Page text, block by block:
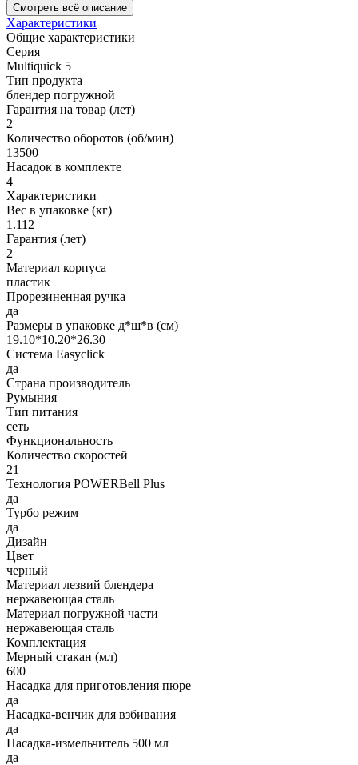
Смотреть всё описание
Характеристики
Общие характеристики
Серия
Multiquick 5
Тип продукта
блендер погружной
Гарантия на товар (лет)
2
Количество оборотов (об/мин)
13500
Насадок в комплекте
4
Характеристики
Вес в упаковке (кг)
1.112
Гарантия (лет)
2
Материал корпуса
пластик
Прорезиненная ручка
да
Размеры в упаковке д*ш*в (см)
19.10*10.20*26.30
Система Easyclick
да
Страна производитель
Румыния
Тип питания
сеть
Функциональность
Количество скоростей
21
Технология POWERBell Plus
да
Турбо режим
да
Дизайн
Цвет
черный
Материал лезвий блендера
нержавеющая сталь
Материал погружной части
нержавеющая сталь
Комплектация
Мерный стакан (мл)
600
Насадка для приготовления пюре
да
Насадка-венчик для взбивания
да
Насадка-измельчитель 500 мл
да